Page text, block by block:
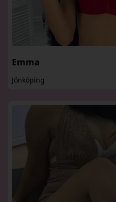
Emma
Jönköping